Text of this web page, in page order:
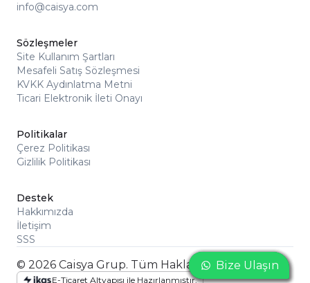
info@caisya.com
Sözleşmeler
Site Kullanım Şartları
Mesafeli Satış Sözleşmesi
KVKK Aydınlatma Metni
Ticari Elektronik İleti Onayı
Politikalar
Çerez Politikası
Gizlilik Politikası
Destek
Hakkımızda
İletişim
SSS
© 2026 Caisya Grup. Tüm Hakları Saklıdır
E-Ticaret Altyapısı ile Hazırlanmıştır.
Bize Ulaşın
Bize Ulaşın
Bize Ulaşın